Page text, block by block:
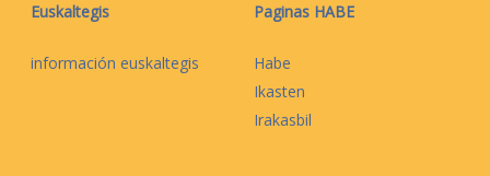
Euskaltegis
información euskaltegis
Paginas HABE
Habe
Ikasten
Irakasbil